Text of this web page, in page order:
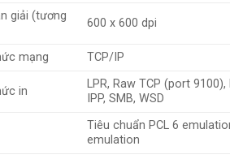
giải (tương
600 x 600 dpi
mạng TCP/IP
in
LPR, Raw TCP (port
IPP, SMB, WSD
Tiêu chuẩn PCL 6
emulation